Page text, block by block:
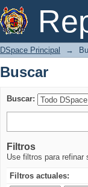
Buscar
DSpace Principal →
Buscar
Buscar:
Filtros
Use filtros para refinar
Filtros actuales: